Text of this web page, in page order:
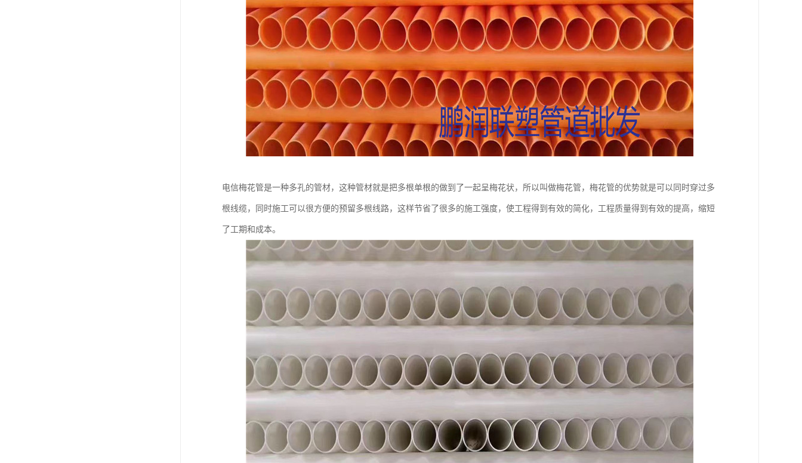
电信梅花管是一种多孔的管材，这种管材就是把多根单根的做到了一起呈梅花状，所以叫做梅花管，梅花管的优势就是可以同时穿过多
根线缆，同时施工可以很方便的预留多根线路，这样节省了很多的施工强度，使工程得到有效的简化，工程质量得到有效的提高，缩短
了工期和成本。